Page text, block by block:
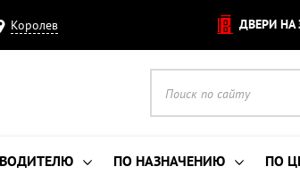
Королев ДВЕРИ НА
ПО НАЗНАЧЕНИЮ ПО